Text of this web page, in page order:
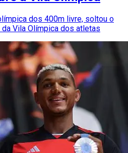
dos 400m livre, soltou o
Vila Olímpica dos atletas